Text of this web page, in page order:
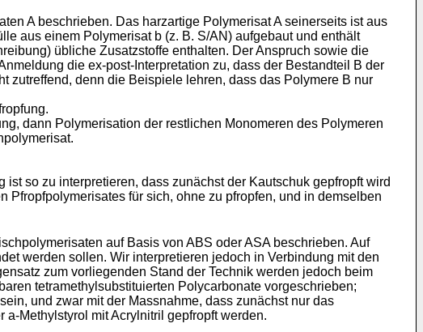
A beschrieben. Das harzartige Polymerisat A seinerseits ist aus
aus einem Polymerisat b (z. B. S/AN) aufgebaut und enthält
übliche Zusatzstoffe enthalten. Der Anspruch sowie die
die ex-post-Interpretation zu, dass der Bestandteil B der
zutreffend, denn die Beispiele lehren, dass das Polymere B nur
dann Polymerisation der restlichen Monomeren des Polymeren
so zu interpretieren, dass zunächst der Kautschuk gepfropft wird
für sich, ohne zu pfropfen, und in demselben
auf Basis von ABS oder ASA beschrieben. Auf
werden sollen. Wir interpretieren jedoch in Verbindung mit den
zum vorliegenden Stand der Technik werden jedoch beim
tetramethylsubstituierten Polycarbonate vorgeschrieben;
und zwar mit der Massnahme, dass zunächst nur das
Methylstyrol mit Acrylnitril gepfropft werden.